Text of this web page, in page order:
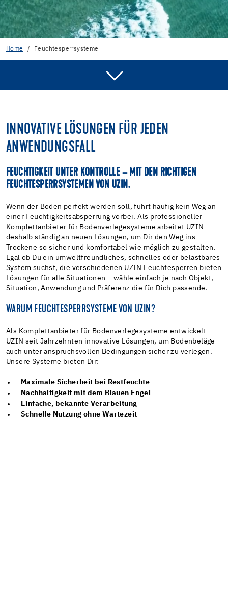
Home Feuchtesperrsysteme
VORTEILE
FAQ
INNOVATIVE LÖSUNGEN FÜR JEDEN
ANWENDUNGSFALL
FEUCHTIGKEIT UNTER KONTROLLE – MIT DEN RICHTIGEN
FEUCHTESPERRSYSTEMEN VON UZIN.
Wenn der Boden perfekt werden soll, führt häufig kein Weg an
einer Feuchtigkeitsabsperrung vorbei. Als professioneller
Komplettanbieter für Bodenverlegesysteme arbeitet UZIN
deshalb ständig an neuen Lösungen, um Dir den Weg ins
Trockene so sicher und komfortabel wie möglich zu gestalten.
Egal ob Du ein umweltfreundliches, schnelles oder belastbares
System suchst, die verschiedenen UZIN Feuchtesperren bieten
Lösungen für alle Situationen – wähle einfach je nach Objekt,
Situation, Anwendung und Präferenz die für Dich passende.
WARUM FEUCHTESPERRSYSTEME VON UZIN?
Als Komplettanbieter für Bodenverlegesysteme entwickelt
UZIN seit Jahrzehnten innovative Lösungen, um Bodenbeläge
auch unter anspruchsvollen Bedingungen sicher zu verlegen.
Unsere Systeme bieten Dir:
Maximale Sicherheit bei Restfeuchte
Nachhaltigkeit mit dem Blauen Engel
Einfache, bekannte Verarbeitung
Schnelle Nutzung ohne Wartezeit